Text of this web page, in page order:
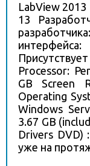
LabView
13
Processor:
GB Screen
Operating
Windows
3.67 GB
Drivers DVD)
уже на